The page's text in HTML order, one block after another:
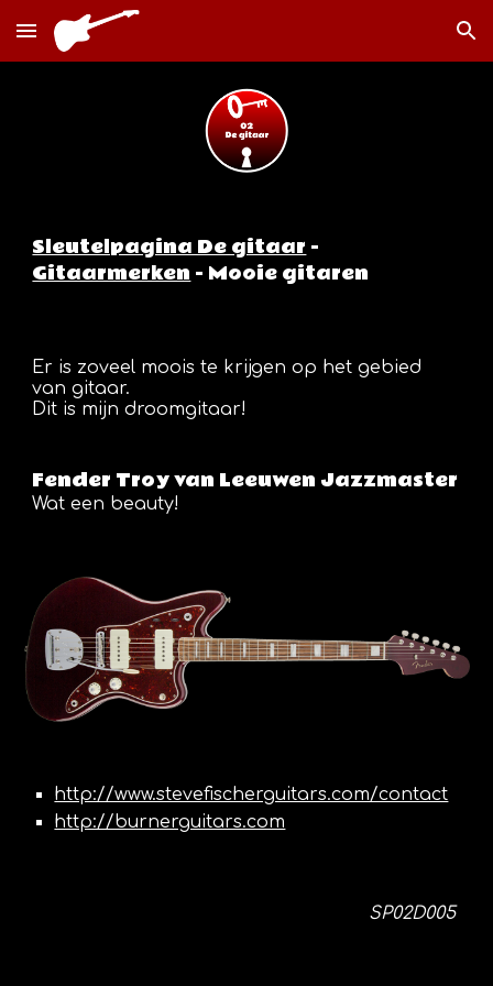
Skip to main content Skip to navigation
Sleutelpagina De gitaar
Gitaarmerken - Mooie gitaren
Er is zoveel moois te krijgen op het gebied
van gitaar.
Dit is mijn droomgitaar!
Fender Troy van Leeuwen Jazzmaster
Wat een beauty!
http://www.stevefischerguitars.com/contact
http://burnerguitars.com
SP02D005